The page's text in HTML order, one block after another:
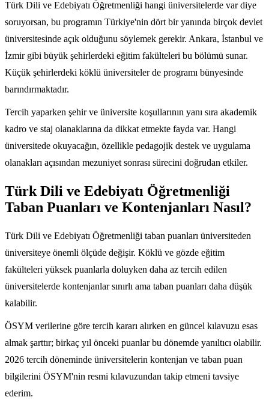
Türk Dili ve Edebiyatı Öğretmenliği hangi üniversitelerde var diye
soruyorsan, bu programın Türkiye'nin dört bir yanında birçok devlet
üniversitesinde açık olduğunu söylemek gerekir. Ankara, İstanbul ve
İzmir gibi büyük şehirlerdeki eğitim fakülteleri bu bölümü sunar.
Küçük şehirlerdeki köklü üniversiteler de programı bünyesinde
barındırmaktadır.
Tercih yaparken şehir ve üniversite koşullarının yanı sıra akademik
kadro ve staj olanaklarına da dikkat etmekte fayda var. Hangi
üniversitede okuyacağın, özellikle pedagojik destek ve uygulama
olanakları açısından mezuniyet sonrası sürecini doğrudan etkiler.
Türk Dili ve Edebiyatı Öğretmenliği
Taban Puanları ve Kontenjanları Nasıl?
Türk Dili ve Edebiyatı Öğretmenliği taban puanları üniversiteden
üniversiteye önemli ölçüde değişir. Köklü ve gözde eğitim
fakülteleri yüksek puanlarla doluyken daha az tercih edilen
üniversitelerde kontenjanlar sınırlı ama taban puanları daha düşük
kalabilir.
ÖSYM verilerine göre tercih kararı alırken en güncel kılavuzu esas
almak şarttır; birkaç yıl önceki puanlar bu dönemde yanıltıcı olabilir.
2026 tercih döneminde üniversitelerin kontenjan ve taban puan
bilgilerini ÖSYM'nin resmi kılavuzundan takip etmeni tavsiye
ederim.